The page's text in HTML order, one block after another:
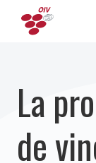
La
de